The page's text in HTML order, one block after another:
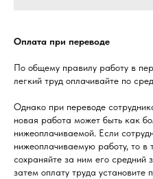
Оплата при переводе
По общему правилу работу в
легкий труд оплачивайте по
Однако при переводе
новая работа может быть как
нижеоплачиваемой. Если
нижеоплачиваемую работу, то в
сохраняйте за ним его средний
затем оплату труда установите